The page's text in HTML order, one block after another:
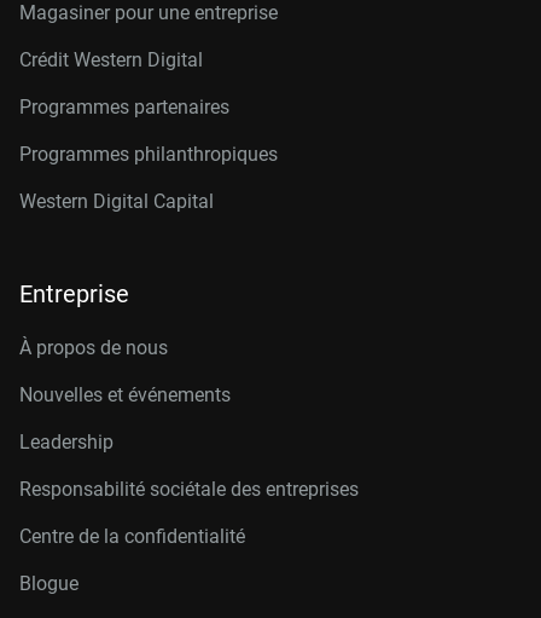
Magasiner pour une entreprise
Crédit Western Digital
Programmes partenaires
Programmes philanthropiques
Western Digital Capital
Entreprise
À propos de nous
Nouvelles et événements
Leadership
Responsabilité sociétale des entreprises
Centre de la confidentialité
Blogue